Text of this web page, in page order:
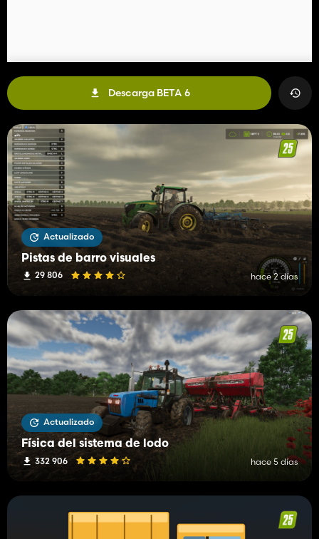
Descarga BETA 6
Actualizado
Pistas de barro visuales
29 806 hace 2 días
Actualizado
Física del sistema de lodo
332 906 hace 5 días